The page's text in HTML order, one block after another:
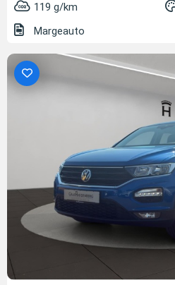
119 g/km
Margeauto